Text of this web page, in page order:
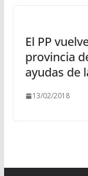
El PP
provincia
ayudas de
13/02/2018